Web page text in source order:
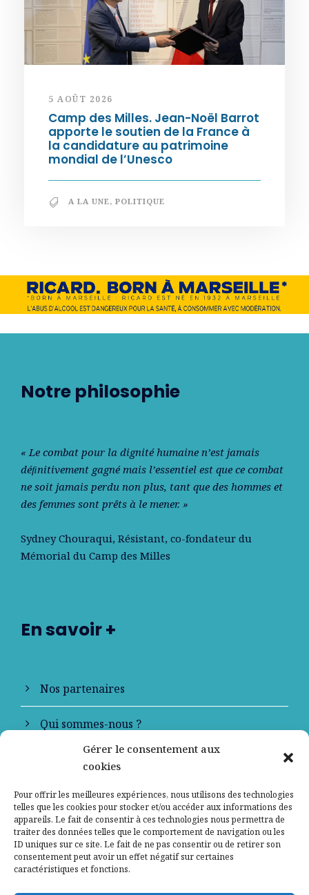
Gérer le consentement aux
cookies
Pour offrir les meilleures expériences, nous utilisons des technologies
telles que les cookies pour stocker et/ou accéder aux informations des
appareils. Le fait de consentir à ces technologies nous permettra de
traiter des données telles que le comportement de navigation ou les
ID uniques sur ce site. Le fait de ne pas consentir ou de retirer son
consentement peut avoir un effet négatif sur certaines
caractéristiques et fonctions.
5 AOÛT 2026
Camp des Milles. Jean-Noël Barrot
apporte le soutien de la France à
la candidature au patrimoine
mondial de l’Unesco
A LA UNE, POLITIQUE
Notre philosophie
« Le combat pour la dignité humaine n’est jamais
déﬁnitivement gagné mais l’essentiel est que ce combat
ne soit jamais perdu non plus, tant que des hommes et
des femmes sont prêts à le mener. »
Sydney Chouraqui, Résistant, co-fondateur du
Mémorial du Camp des Milles
En savoir +
Nos partenaires
Qui sommes-nous ?
Contactez-nous
Mentions légales
Politique de confidentialité